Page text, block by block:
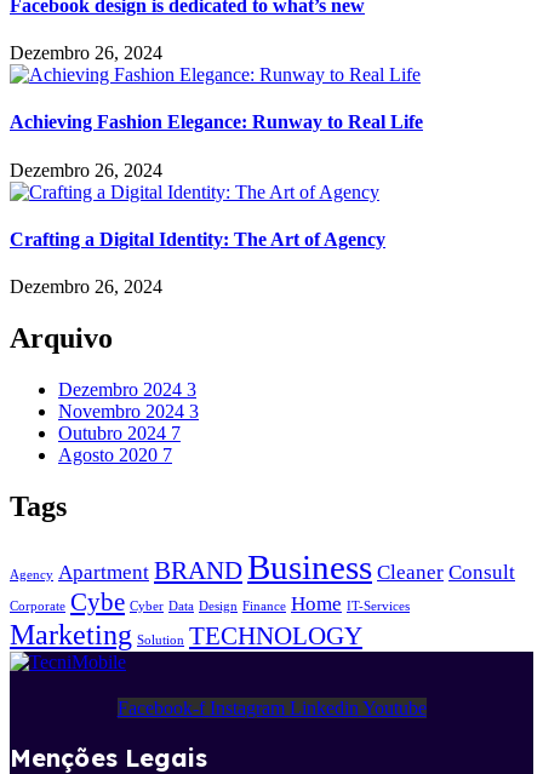
Facebook design is dedicated to what’s new
Dezembro 26, 2024
Achieving Fashion Elegance: Runway to Real Life
Dezembro 26, 2024
Crafting a Digital Identity: The Art of Agency
Dezembro 26, 2024
Arquivo
Dezembro 2024 3
Novembro 2024 3
Outubro 2024 7
Agosto 2020 7
Tags
Agency Apartment BRANDBusiness Cleaner Consult
Corporate Cybe Cyber Data Design Finance Home IT-Services
Marketing Solution TECHNOLOGY
Facebook-f Instagram Linkedin Youtube
Menções Legais